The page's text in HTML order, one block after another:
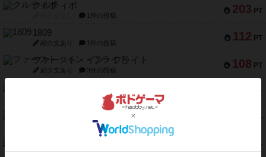
203 PT
クルティボ
1件の投稿
112 PT
1809
紹介文あり 1件の投稿
108 PT
ファースト・イン・フライト
紹介文あり 3件の投稿
PT
1件の投稿
PT
2件の投稿
PT
紹介文あり 2件の投稿